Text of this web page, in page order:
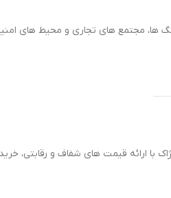
مجتمع های تجاری و محیط های
با ارائه قیمت های شفاف و رقابتی،